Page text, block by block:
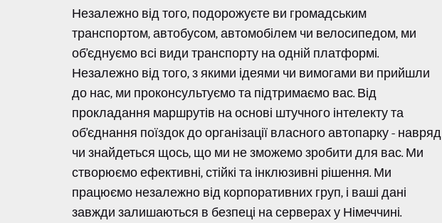
Незалежно від того, подорожуєте ви громадським
транспортом, автобусом, автомобілем чи велосипедом, ми
об'єднуємо всі види транспорту на одній платформі.
Незалежно від того, з якими ідеями чи вимогами ви прийшли
до нас, ми проконсультуємо та підтримаємо вас. Від
прокладання маршрутів на основі штучного інтелекту та
об'єднання поїздок до організації власного автопарку - навряд
чи знайдеться щось, що ми не зможемо зробити для вас. Ми
створюємо ефективні, стійкі та інклюзивні рішення. Ми
працюємо незалежно від корпоративних груп, і ваші дані
завжди залишаються в безпеці на серверах у Німеччині.